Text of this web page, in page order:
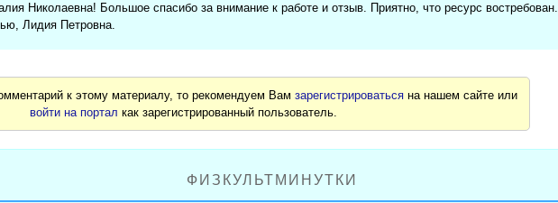
Николаевна! Большое спасибо за внимание к работе и отзыв. Приятно, что ресурс востребован.
Лидия Петровна.
к этому материалу, то рекомендуем Вамзарегистрироваться на нашем сайте или
войти на портал как зарегистрированный пользователь.
ФИЗКУЛЬТМИНУТКИ